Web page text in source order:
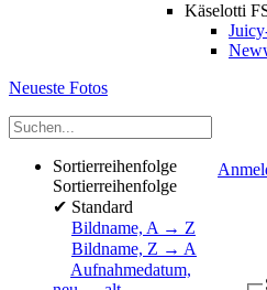
Käselotti
Neueste Fotos
Sortierreihenfolge
Sortierreihenfolge
✔ Standard
Bildname, A → Z
Bildname, Z → A
Aufnahmedatum,